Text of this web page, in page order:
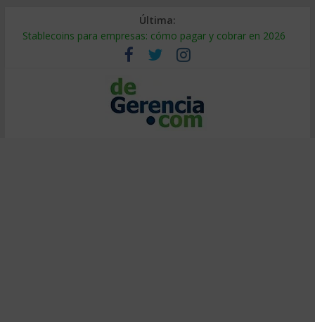
Última:
Stablecoins para empresas: cómo pagar y cobrar en 2026
Despido silencioso: qué es y por qué sale tan caro
IA en selección de personal: cómo auditarla a tiempo
Trabajo forzoso en la cadena de suministro: qué hacer
Mercado hispano de EE. UU.: cómo segmentarlo y venderle